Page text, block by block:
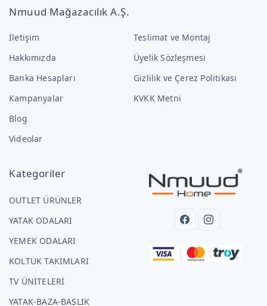
Nmuud Mağazacılık A.Ş.
İletişim
Hakkımızda
Banka Hesapları
Kampanyalar
Blog
Videolar
Teslimat ve Montaj
Üyelik Sözleşmesi
Gizlilik ve Çerez Politikası
KVKK Metni
Kategoriler
OUTLET ÜRÜNLER
YATAK ODALARI
YEMEK ODALARI
KOLTUK TAKIMLARI
TV ÜNİTELERİ
YATAK-BAZA-BAŞLIK